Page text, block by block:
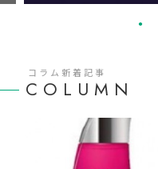
COLUMN
コラム新着記事